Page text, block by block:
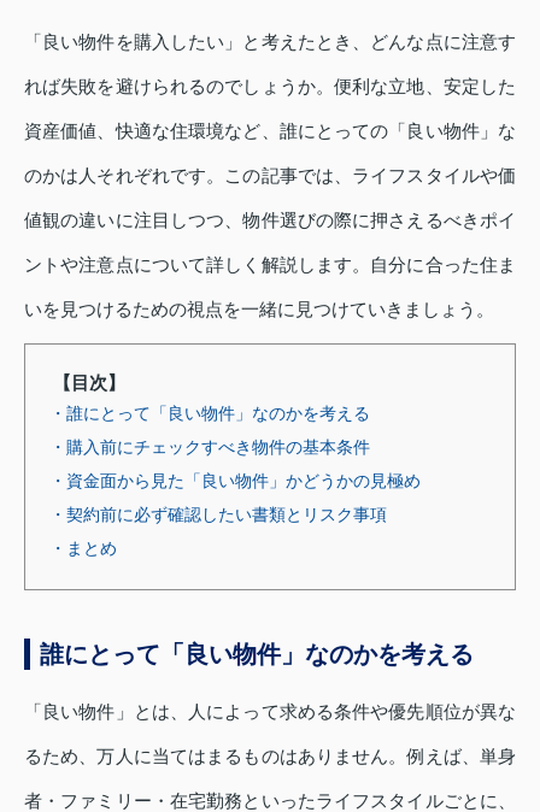
「良い物件を購入したい」と考えたとき、どんな点に注意す
れば失敗を避けられるのでしょうか。便利な立地、安定した
資産価値、快適な住環境など、誰にとっての「良い物件」な
のかは人それぞれです。この記事では、ライフスタイルや価
値観の違いに注目しつつ、物件選びの際に押さえるべきポイ
ントや注意点について詳しく解説します。自分に合った住ま
いを見つけるための視点を一緒に見つけていきましょう。
【目次】
・誰にとって「良い物件」なのかを考える
・購入前にチェックすべき物件の基本条件
・資金面から見た「良い物件」かどうかの見極め
・契約前に必ず確認したい書類とリスク事項
・まとめ
誰にとって「良い物件」なのかを考える
「良い物件」とは、人によって求める条件や優先順位が異な
るため、万人に当てはまるものはありません。例えば、単身
者・ファミリー・在宅勤務といったライフスタイルごとに、